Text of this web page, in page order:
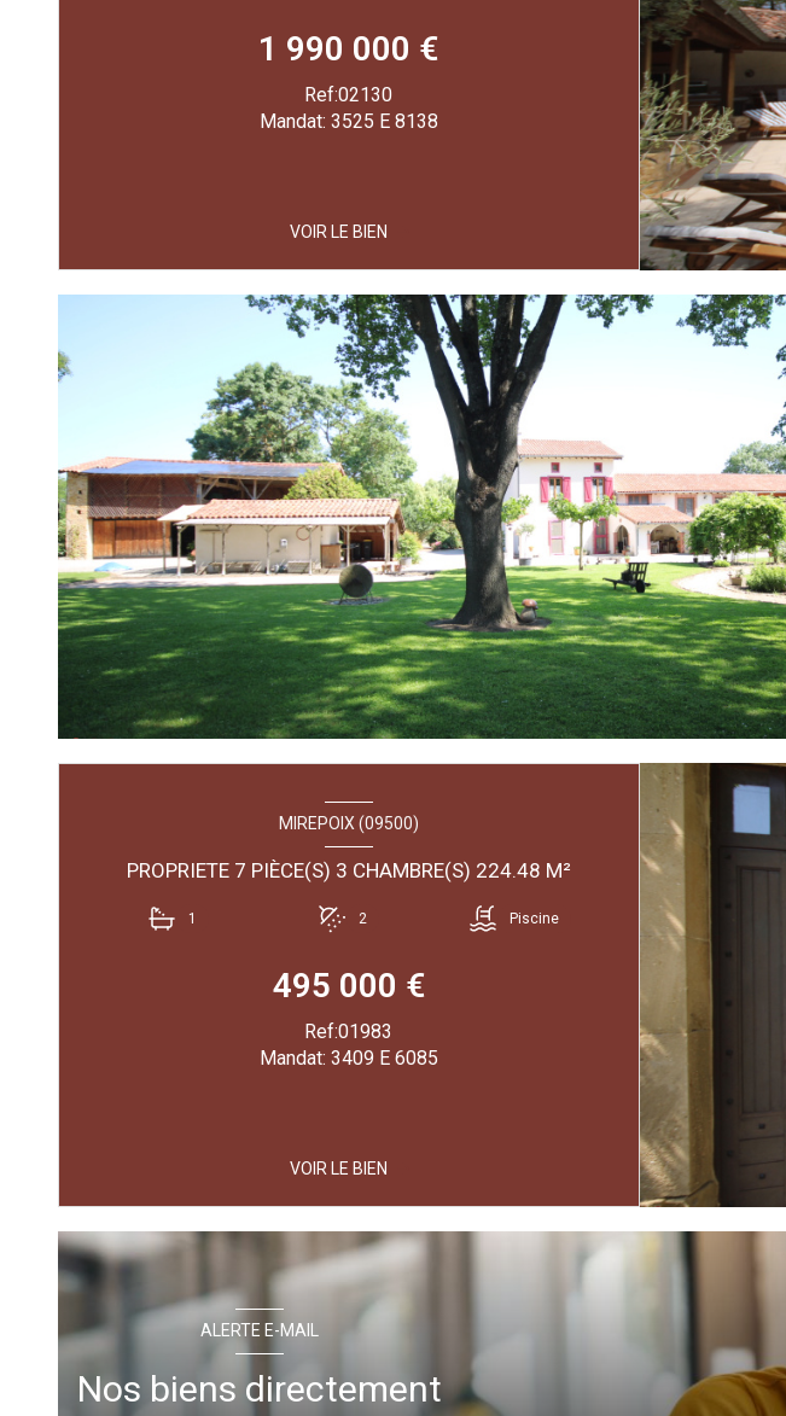
1 990 000 €
Ref:02130
Mandat: 3525 E 8138
VOIR LE BIEN
MIREPOIX (09500)
PROPRIETE 7 PIÈCE(S) 3 CHAMBRE(S) 224.48 M²
1 2 Piscine
495 000 €
Ref:01983
Mandat: 3409 E 6085
VOIR LE BIEN
ALERTE E-MAIL
Nos biens directement